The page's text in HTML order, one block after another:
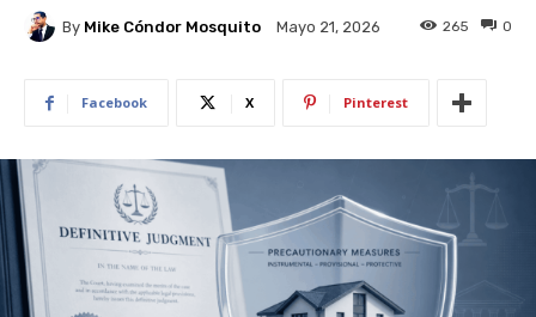
By Mike Cóndor Mosquito Mayo 21, 2026 0
265
Facebook X Pinterest